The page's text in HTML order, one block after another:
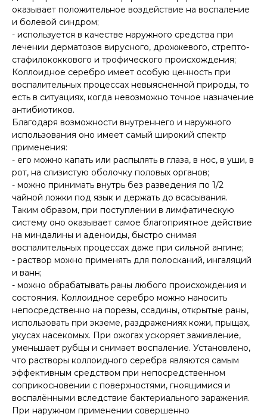
оказывает положительное воздействие на воспаление
и болевой синдром;
- используется в качестве наружного средства при
лечении дерматозов вирусного, дрожжевого, стрепто-
стафилококкового и трофического происхождения;
Коллоидное серебро имеет особую ценность при
воспалительных процессах невыясненной природы, то
есть в ситуациях, когда невозможно точное назначение
антибиотиков.
Благодаря возможности внутреннего и наружного
использования оно имеет самый широкий спектр
применения:
- его можно капать или распылять в глаза, в нос, в уши, в
рот, на слизистую оболочку половых органов;
- можно принимать внутрь без разведения по 1/2
чайной ложки под язык и держать до всасывания.
Таким образом, при поступлении в лимфатическую
систему оно оказывает самое благоприятное действие
на миндалины и аденоиды, быстро снимая
воспалительных процессах даже при сильной ангине;
- раствор можно применять для полосканий, ингаляций
и ванн;
- можно обрабатывать раны любого происхождения и
состояния. Коллоидное серебро можно наносить
непосредственно на порезы, ссадины, открытые раны,
использовать при экземе, раздражениях кожи, прыщах,
укусах насекомых. При ожогах ускоряет заживление,
уменьшает рубцы и снимает воспаление. Установлено,
что растворы коллоидного серебра являются самым
эффективным средством при непосредственном
соприкосновении с поверхностями, гноящимися и
воспалёнными вследствие бактериального заражения.
При наружном применении совершенно